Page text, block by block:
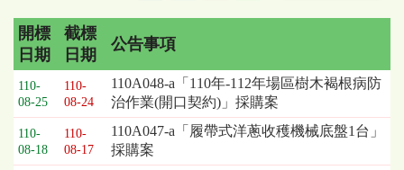
招
標
採
購
列
開標
日期
截標
日期
公告事項
110-
08-25
110-
08-24
110A048-a「110年-112年場區樹木褐根病防
治作業(開口契約)」採購案
110-
08-18
110-
08-17
110A047-a「履帶式洋蔥收穫機械底盤1台」
採購案